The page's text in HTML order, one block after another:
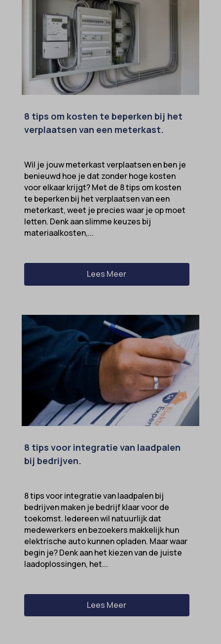
8 tips om kosten te beperken bij het
verplaatsen van een meterkast.
Wil je jouw meterkast verplaatsen en ben je
benieuwd hoe je dat zonder hoge kosten
voor elkaar krijgt? Met de 8 tips om kosten
te beperken bij het verplaatsen van een
meterkast, weet je precies waar je op moet
letten. Denk aan slimme keuzes bij
materiaalkosten,...
Lees Meer
8 tips voor integratie van laadpalen
bij bedrijven.
8 tips voor integratie van laadpalen bij
bedrijven maken je bedrijf klaar voor de
toekomst. Iedereen wil natuurlijk dat
medewerkers en bezoekers makkelijk hun
elektrische auto kunnen opladen. Maar waar
begin je? Denk aan het kiezen van de juiste
laadoplossingen, het...
Lees Meer